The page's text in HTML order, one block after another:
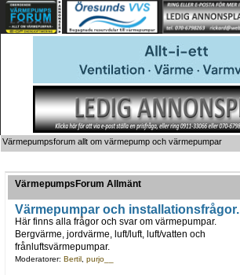
Värmepumpsforum allt om värmepump och värmepumpar
VärmepumpsForum Allmänt
Värmepumpar och installationsfrågor.
Här finns alla frågor och svar om värmepumpar.
Bergvärme, jordvärme, luft/luft, luft/vatten och
frånluftsvärmepumpar.
Moderatorer: Bertil, purjo__